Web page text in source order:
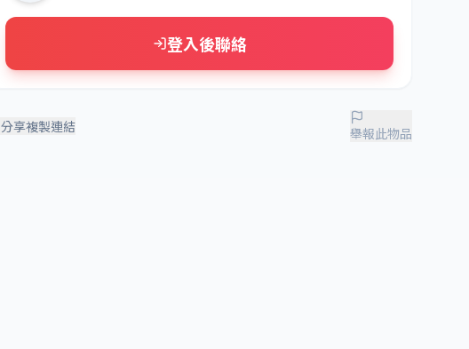
登入後聯絡
分享複製連結 舉報此物品